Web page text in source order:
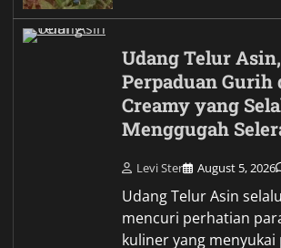
Udang Telur Asin,
Perpaduan Gurih
Creamy yang
Menggugah
Levi Ster August 5, 2026
Udang Telur Asin
mencuri perhatian
kuliner yang